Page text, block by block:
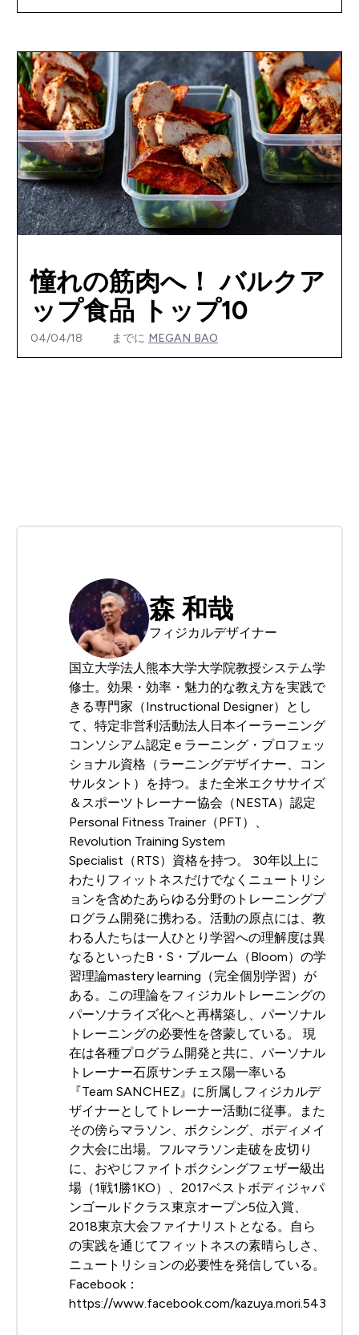
憧れの筋肉へ！ バルクア
ップ食品 トップ10
04/04/18 までに MEGAN BAO
森 和哉
フィジカルデザイナー
国立大学法人熊本大学大学院教授システム学
修士。効果・効率・魅力的な教え方を実践で
きる専門家（Instructional Designer）とし
て、特定非営利活動法人日本イーラーニング
コンソシアム認定ｅラーニング・プロフェッ
ショナル資格（ラーニングデザイナー、コン
サルタント）を持つ。また全米エクササイズ
＆スポーツトレーナー協会（NESTA）認定
Personal Fitness Trainer（PFT）、
Revolution Training System
Specialist（RTS）資格を持つ。 30年以上に
わたりフィットネスだけでなくニュートリシ
ョンを含めたあらゆる分野のトレーニングプ
ログラム開発に携わる。活動の原点には、教
わる人たちは一人ひとり学習への理解度は異
なるといったB・S・ブルーム（Bloom）の学
習理論mastery learning（完全個別学習）が
ある。この理論をフィジカルトレーニングの
パーソナライズ化へと再構築し、パーソナル
トレーニングの必要性を啓蒙している。 現
在は各種プログラム開発と共に、パーソナル
トレーナー石原サンチェス陽一率いる
『Team SANCHEZ』に所属しフィジカルデ
ザイナーとしてトレーナー活動に従事。また
その傍らマラソン、ボクシング、ボディメイ
ク大会に出場。フルマラソン走破を皮切り
に、おやじファイトボクシングフェザー級出
場（1戦1勝1KO）、2017ベストボディジャパ
ンゴールドクラス東京オープン5位入賞、
2018東京大会ファイナリストとなる。自ら
の実践を通じてフィットネスの素晴らしさ、
ニュートリションの必要性を発信している。
Facebook：
https://www.facebook.com/kazuya.mori.543